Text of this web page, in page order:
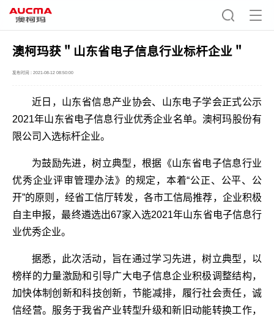
澳柯玛获＂山东省电子信息行业标杆企业＂
发布时间 : 2021-08-12 08:50:00
近日，山东省信息产业协会、山东电子学会正式公示
2021年山东省电子信息行业优秀企业名单。澳柯玛股份有
限公司入选标杆企业。
为鼓励先进，树立典型，根据《山东省电子信息行业
优秀企业评审管理办法》的规定，本着“公正、公平、公
开”的原则，经省工信厅转发，各市工信局推荐，企业积极
自主申报，最终遴选出67家入选2021年山东省电子信息行
业优秀企业。
据悉，此次活动，旨在通过学习先进，树立典型，以
榜样的力量激励和引导广大电子信息企业积极调整结构，
加快体制创新和科技创新，节能减排，履行社会责任，诚
信经营。服务于我省产业转型升级和新旧动能转换工作，